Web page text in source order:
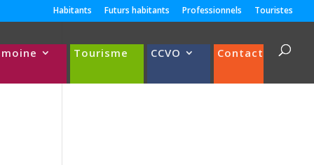
Habitants Futurs habitants Professionnels Touristes
Tourisme CCVO Contact